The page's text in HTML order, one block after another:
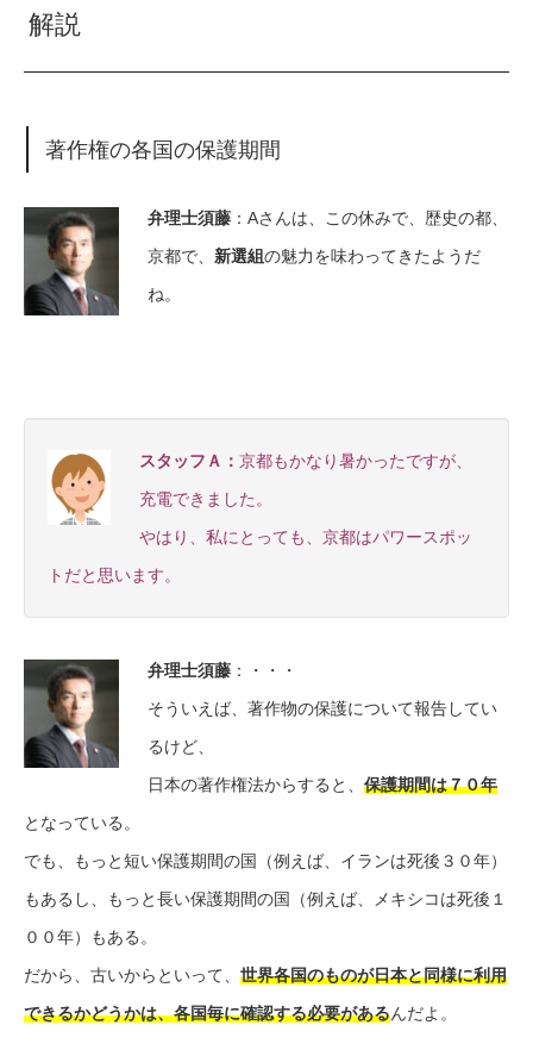
解説
著作権の各国の保護期間
弁理士須藤 ：Aさんは、この休みで、歴史の都、
京都で、 新選組の魅力を味わってきたようだ
ね。
スタッフＡ： 京都もかなり暑かったですが、
充電できました。
やはり、私にとっても、京都はパワースポッ
トだと思います。
弁理士須藤 ：・・・
そういえば、著作物の保護について報告してい
るけど、
日本の著作権法からすると、 保護期間は７０年
となっている。
でも、もっと短い保護期間の国（例えば、イランは死後３０年）
もあるし、もっと長い保護期間の国（例えば、メキシコは死後１
００年）もある。
だから、古いからといって、 世界各国のものが日本と同様に利用
できるかどうかは、各国毎に確認する必要があるんだよ。